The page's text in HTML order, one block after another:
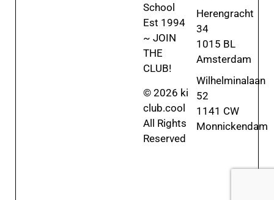
School
Est 1994
~ JOIN
THE
CLUB!
© 2026 ki
club.cool
All Rights
Reserved
Herengracht
34
1015 BL
Amsterdam
Wilhelminalaan
52
1141 CW
Monnickendam